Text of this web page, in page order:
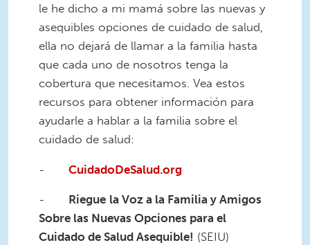
le he dicho a mi mamá sobre las nuevas y
asequibles opciones de cuidado de salud,
ella no dejará de llamar a la familia hasta
que cada uno de nosotros tenga la
cobertura que necesitamos. Vea estos
recursos para obtener información para
ayudarle a hablar a la familia sobre el
cuidado de salud:
- CuidadoDeSalud.org
- Riegue la Voz a la Familia y Amigos
Sobre las Nuevas Opciones para el
Cuidado de Salud Asequible! (SEIU)